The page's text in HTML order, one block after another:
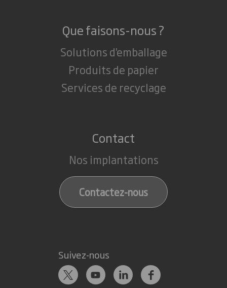
Que faisons-nous ?
Solutions d'emballage
Produits de papier
Services de recyclage
Contact
Nos implantations
Contactez-nous
Suivez-nous